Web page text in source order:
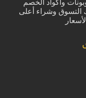
وأكواد الخصم
التسوق وشراء أعلى